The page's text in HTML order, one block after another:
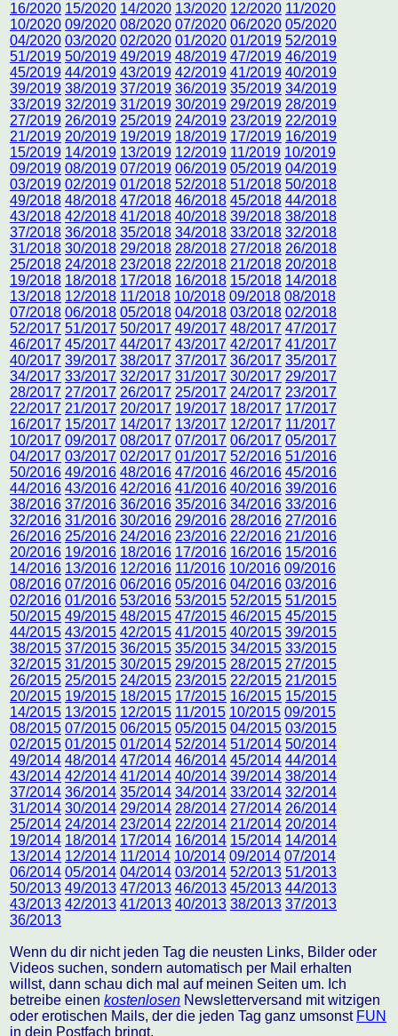
16/2020 15/2020 14/2020 13/2020 12/2020 11/2020
10/2020 09/2020 08/2020 07/2020 06/2020 05/2020
04/2020 03/2020 02/2020 01/2020 01/2019 52/2019
51/2019 50/2019 49/2019 48/2019 47/2019 46/2019
45/2019 44/2019 43/2019 42/2019 41/2019 40/2019
39/2019 38/2019 37/2019 36/2019 35/2019 34/2019
33/2019 32/2019 31/2019 30/2019 29/2019 28/2019
27/2019 26/2019 25/2019 24/2019 23/2019 22/2019
21/2019 20/2019 19/2019 18/2019 17/2019 16/2019
15/2019 14/2019 13/2019 12/2019 11/2019 10/2019
09/2019 08/2019 07/2019 06/2019 05/2019 04/2019
03/2019 02/2019 01/2018 52/2018 51/2018 50/2018
49/2018 48/2018 47/2018 46/2018 45/2018 44/2018
43/2018 42/2018 41/2018 40/2018 39/2018 38/2018
37/2018 36/2018 35/2018 34/2018 33/2018 32/2018
31/2018 30/2018 29/2018 28/2018 27/2018 26/2018
25/2018 24/2018 23/2018 22/2018 21/2018 20/2018
19/2018 18/2018 17/2018 16/2018 15/2018 14/2018
13/2018 12/2018 11/2018 10/2018 09/2018 08/2018
07/2018 06/2018 05/2018 04/2018 03/2018 02/2018
52/2017 51/2017 50/2017 49/2017 48/2017 47/2017
46/2017 45/2017 44/2017 43/2017 42/2017 41/2017
40/2017 39/2017 38/2017 37/2017 36/2017 35/2017
34/2017 33/2017 32/2017 31/2017 30/2017 29/2017
28/2017 27/2017 26/2017 25/2017 24/2017 23/2017
22/2017 21/2017 20/2017 19/2017 18/2017 17/2017
16/2017 15/2017 14/2017 13/2017 12/2017 11/2017
10/2017 09/2017 08/2017 07/2017 06/2017 05/2017
04/2017 03/2017 02/2017 01/2017 52/2016 51/2016
50/2016 49/2016 48/2016 47/2016 46/2016 45/2016
44/2016 43/2016 42/2016 41/2016 40/2016 39/2016
38/2016 37/2016 36/2016 35/2016 34/2016 33/2016
32/2016 31/2016 30/2016 29/2016 28/2016 27/2016
26/2016 25/2016 24/2016 23/2016 22/2016 21/2016
20/2016 19/2016 18/2016 17/2016 16/2016 15/2016
14/2016 13/2016 12/2016 11/2016 10/2016 09/2016
08/2016 07/2016 06/2016 05/2016 04/2016 03/2016
02/2016 01/2016 53/2016 53/2015 52/2015 51/2015
50/2015 49/2015 48/2015 47/2015 46/2015 45/2015
44/2015 43/2015 42/2015 41/2015 40/2015 39/2015
38/2015 37/2015 36/2015 35/2015 34/2015 33/2015
32/2015 31/2015 30/2015 29/2015 28/2015 27/2015
26/2015 25/2015 24/2015 23/2015 22/2015 21/2015
20/2015 19/2015 18/2015 17/2015 16/2015 15/2015
14/2015 13/2015 12/2015 11/2015 10/2015 09/2015
08/2015 07/2015 06/2015 05/2015 04/2015 03/2015
02/2015 01/2015 01/2014 52/2014 51/2014 50/2014
49/2014 48/2014 47/2014 46/2014 45/2014 44/2014
43/2014 42/2014 41/2014 40/2014 39/2014 38/2014
37/2014 36/2014 35/2014 34/2014 33/2014 32/2014
31/2014 30/2014 29/2014 28/2014 27/2014 26/2014
25/2014 24/2014 23/2014 22/2014 21/2014 20/2014
19/2014 18/2014 17/2014 16/2014 15/2014 14/2014
13/2014 12/2014 11/2014 10/2014 09/2014 07/2014
06/2014 05/2014 04/2014 03/2014 52/2013 51/2013
50/2013 49/2013 47/2013 46/2013 45/2013 44/2013
43/2013 42/2013 41/2013 40/2013 38/2013 37/2013
36/2013
Wenn du dir nicht jeden Tag die neusten Links, Bilder oder
Videos suchen, sondern automatisch per Mail erhalten
willst, dann schau dich mal auf meinen Seiten um. Ich
betreibe einen kostenlosen Newsletterversand mit witzigen
oder erotischen Mails, der die jeden Tag ganz umsonst FUN
in dein Postfach bringt.